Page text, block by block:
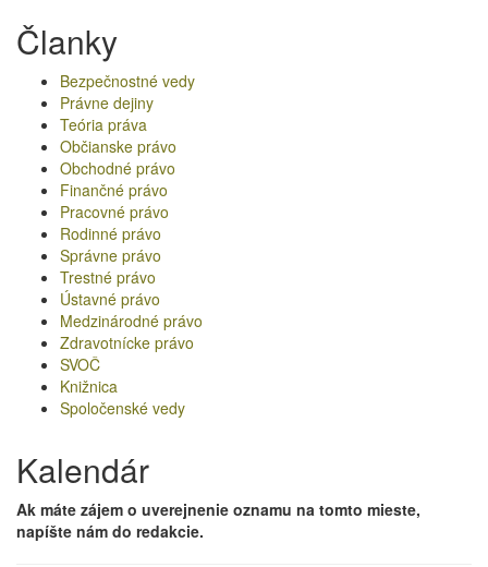
Članky
Bezpečnostné vedy
Právne dejiny
Teória práva
Občianske právo
Obchodné právo
Finančné právo
Pracovné právo
Rodinné právo
Správne právo
Trestné právo
Ústavné právo
Medzinárodné právo
Zdravotnícke právo
SVOČ
Knižnica
Spoločenské vedy
Kalendár
Ak máte zájem o uverejnenie oznamu na tomto mieste,
napíšte nám do redakcie.